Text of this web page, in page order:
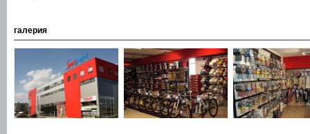
галерия